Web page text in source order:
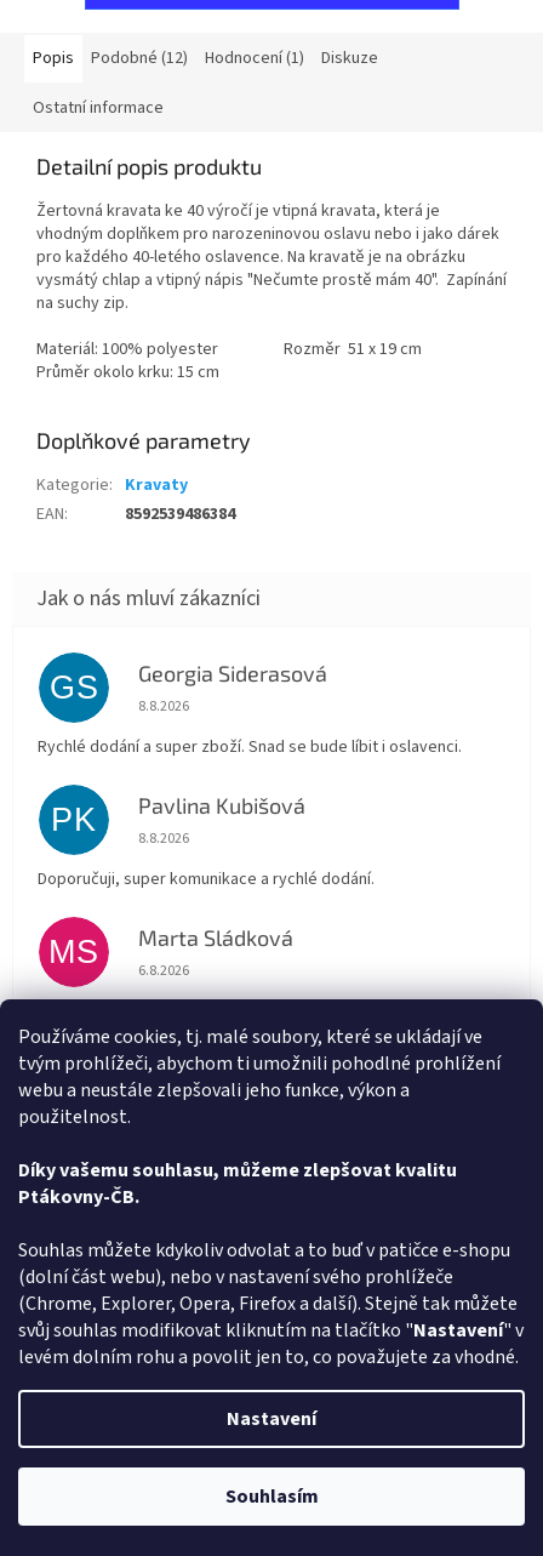
Používáme cookies, tj. malé soubory, které se ukládají ve
tvým prohlížeči, abychom ti umožnili pohodlné prohlížení
webu a neustále zlepšovali jeho funkce, výkon a
použitelnost.
Díky vašemu souhlasu, můžeme zlepšovat kvalitu
Ptákovny-ČB.
Souhlas můžete kdykoliv odvolat a to buď v patičce e-shopu
(dolní část webu), nebo v nastavení svého prohlížeče
(Chrome, Explorer, Opera, Firefox a další). Stejně tak můžete
svůj souhlas modifikovat kliknutím na tlačítko "Nastavení" v
levém dolním rohu a povolit jen to, co považujete za vhodné.
Nastavení
Souhlasím
Popis Podobné (12) Hodnocení (1) Diskuze
Ostatní informace
Detailní popis produktu
Žertovná kravata ke 40 výročí je vtipná kravata, která je
vhodným doplňkem pro narozeninovou oslavu nebo i jako dárek
pro každého 40-letého oslavence. Na kravatě je na obrázku
vysmátý chlap a vtipný nápis "Nečumte prostě mám 40". Zapínání
na suchy zip.
Materiál: 100% polyester Rozměr 51 x 19 cm
Průměr okolo krku: 15 cm
Doplňkové parametry
Kategorie: Kravaty
EAN: 8592539486384
GS Georgia Siderasová
Hodnocení obchodu je 5 z 5 hvězdiček.
8.8.2026
Rychlé dodání a super zboží. Snad se bude líbit i oslavenci.
PK Pavlina Kubišová
Hodnocení obchodu je 5 z 5 hvězdiček.
8.8.2026
Doporučuji, super komunikace a rychlé dodání.
MS Marta Sládková
Hodnocení obchodu je 5 z 5 hvězdiček.
6.8.2026
AT Alena Trchova
Hodnocení obchodu je 5 z 5 hvězdiček.
5.8.2026
Způsob ověřování recenzí
Copyright 2026Ptákoviny-CB. Všechna práva vyhrazena.Upravit
nastavení cookies